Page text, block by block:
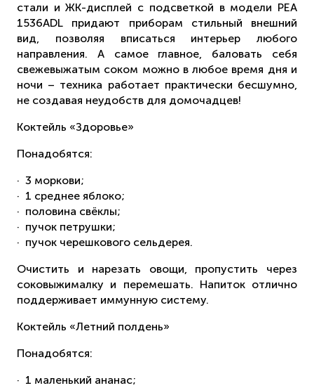
стали и ЖК-дисплей с подсветкой в модели PEA
1536ADL придают приборам стильный внешний
вид, позволяя вписаться интерьер любого
направления. А самое главное, баловать себя
свежевыжатым соком можно в любое время дня и
ночи – техника работает практически бесшумно,
не создавая неудобств для домочадцев!
Коктейль «Здоровье»
Понадобятся:
· 3 моркови;
· 1 среднее яблоко;
· половина свёклы;
· пучок петрушки;
· пучок черешкового сельдерея.
Очистить и нарезать овощи, пропустить через
соковыжималку и перемешать. Напиток отлично
поддерживает иммунную систему.
Коктейль «Летний полдень»
Понадобятся:
· 1 маленький ананас;